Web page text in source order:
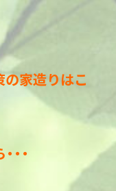
家造りはこ
・